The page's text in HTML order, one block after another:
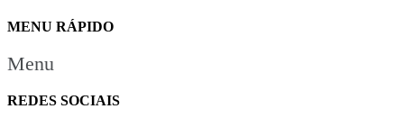
MENU RÁPIDO
Menu
REDES SOCIAIS